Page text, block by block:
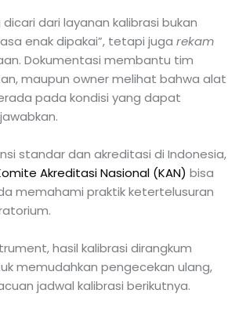
dari layanan kalibrasi bukan
enak dipakai”, tetapi jugarekam
Dokumentasi membantu tim
maupun owner melihat bahwa alat
pada kondisi yang dapat
standar dan akreditasi di Indonesia,
Akreditasi Nasional (KAN) bisa
memahami praktik ketertelusuran
hasil kalibrasi dirangkum
memudahkan pengecekan ulang,
jadwal kalibrasi berikutnya.